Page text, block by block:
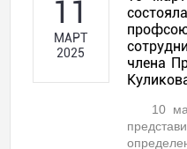
11
МАРТ
2025
члена
10